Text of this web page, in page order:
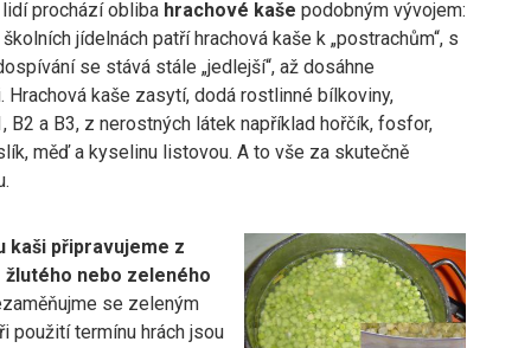
lidí prochází obliba hrachové kaše podobným vývojem:
jídelnách patří hrachová kaše k „postrachům“, s
se stává stále „jedlejší“, až dosáhne
Hrachová kaše zasytí, dodá rostlinné bílkoviny,
B2 a B3, z nerostných látek například hořčík, fosfor,
měď a kyselinu listovou. A to vše za skutečně
kaši připravujeme z
žlutého nebo zeleného
se zeleným
použití termínu hrách jsou